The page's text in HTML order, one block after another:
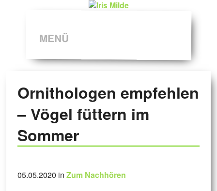
MENÜ
Ornithologen empfehlen
– Vögel füttern im
Sommer
05.05.2020 in Zum Nachhören